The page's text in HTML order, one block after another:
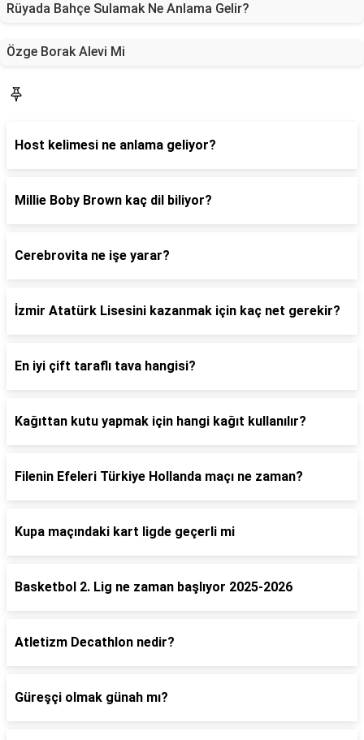
Rüyada Bahçe Sulamak Ne Anlama Gelir?
Özge Borak Alevi Mi
Host kelimesi ne anlama geliyor?
Millie Boby Brown kaç dil biliyor?
Cerebrovita ne işe yarar?
İzmir Atatürk Lisesini kazanmak için kaç net gerekir?
En iyi çift taraflı tava hangisi?
Kağıttan kutu yapmak için hangi kağıt kullanılır?
Filenin Efeleri Türkiye Hollanda maçı ne zaman?
Kupa maçındaki kart ligde geçerli mi
Basketbol 2. Lig ne zaman başlıyor 2025-2026
Atletizm Decathlon nedir?
Güreşçi olmak günah mı?